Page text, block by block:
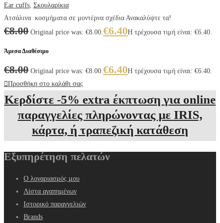
Ear cuffs Σκουλαρίκια
Ατσάλινα κοσμήματα σε μοντέρνα σχέδια Ανακαλύψτε τα!
€8.00 Original price was: €8.00. €6.40Η τρέχουσα τιμή είναι: €6.40.
Άμεσα Διαθέσιμο
€8.00 Original price was: €8.00. €6.40Η τρέχουσα τιμή είναι: €6.40.
Προσθήκη στο καλάθι σας
Κερδίστε -5% extra έκπτωση για online
παραγγελίες πληρώνοντας με IRIS,
κάρτα, ή τραπεζική κατάθεση
Εξυπηρέτηση πελατών
Ο λογαριασμός μου
Λίστα αγαπημένων
Ιστορικό παραγγελιών
Brands